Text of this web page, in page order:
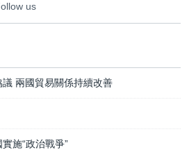
us
兩國貿易關係持續改善
施“政治戰爭”